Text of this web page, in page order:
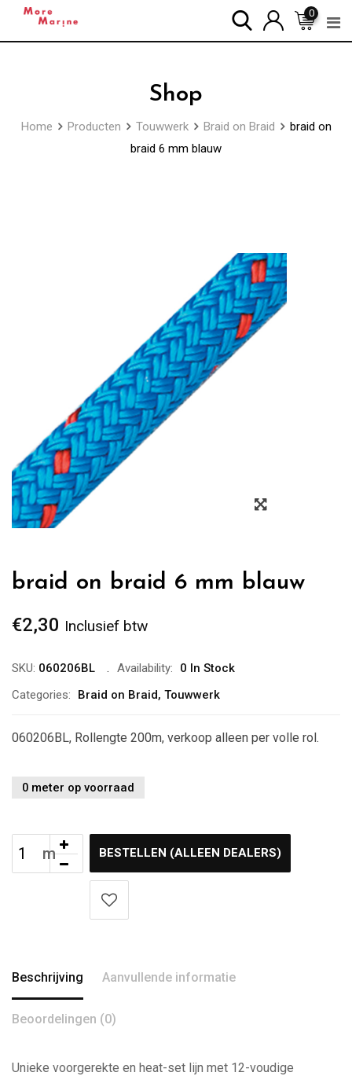
0
Shop
Home Producten Touwwerk Braid on Braid
braid on
braid 6 mm blauw
Zoom
braid on braid 6 mm blauw
€2,30 Inclusief btw
SKU: 060206BL Availability:
0 In Stock
Categories:
Braid on Braid, Touwwerk
060206BL, Rollengte 200m, verkoop alleen per volle rol.
0 meter op voorraad
BESTELLEN (ALLEEN DEALERS)
Beschrijving Aanvullende informatie
Beoordelingen (0)
Unieke voorgerekte en heat-set lijn met 12-voudige